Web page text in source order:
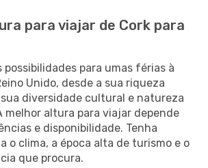
para viajar de Cork para
possibilidades para umas férias à
Unido, desde a sua riqueza
diversidade cultural e natureza
melhor altura para viajar depende
e disponibilidade. Tenha
o clima, a época alta de turismo e o
que procura.